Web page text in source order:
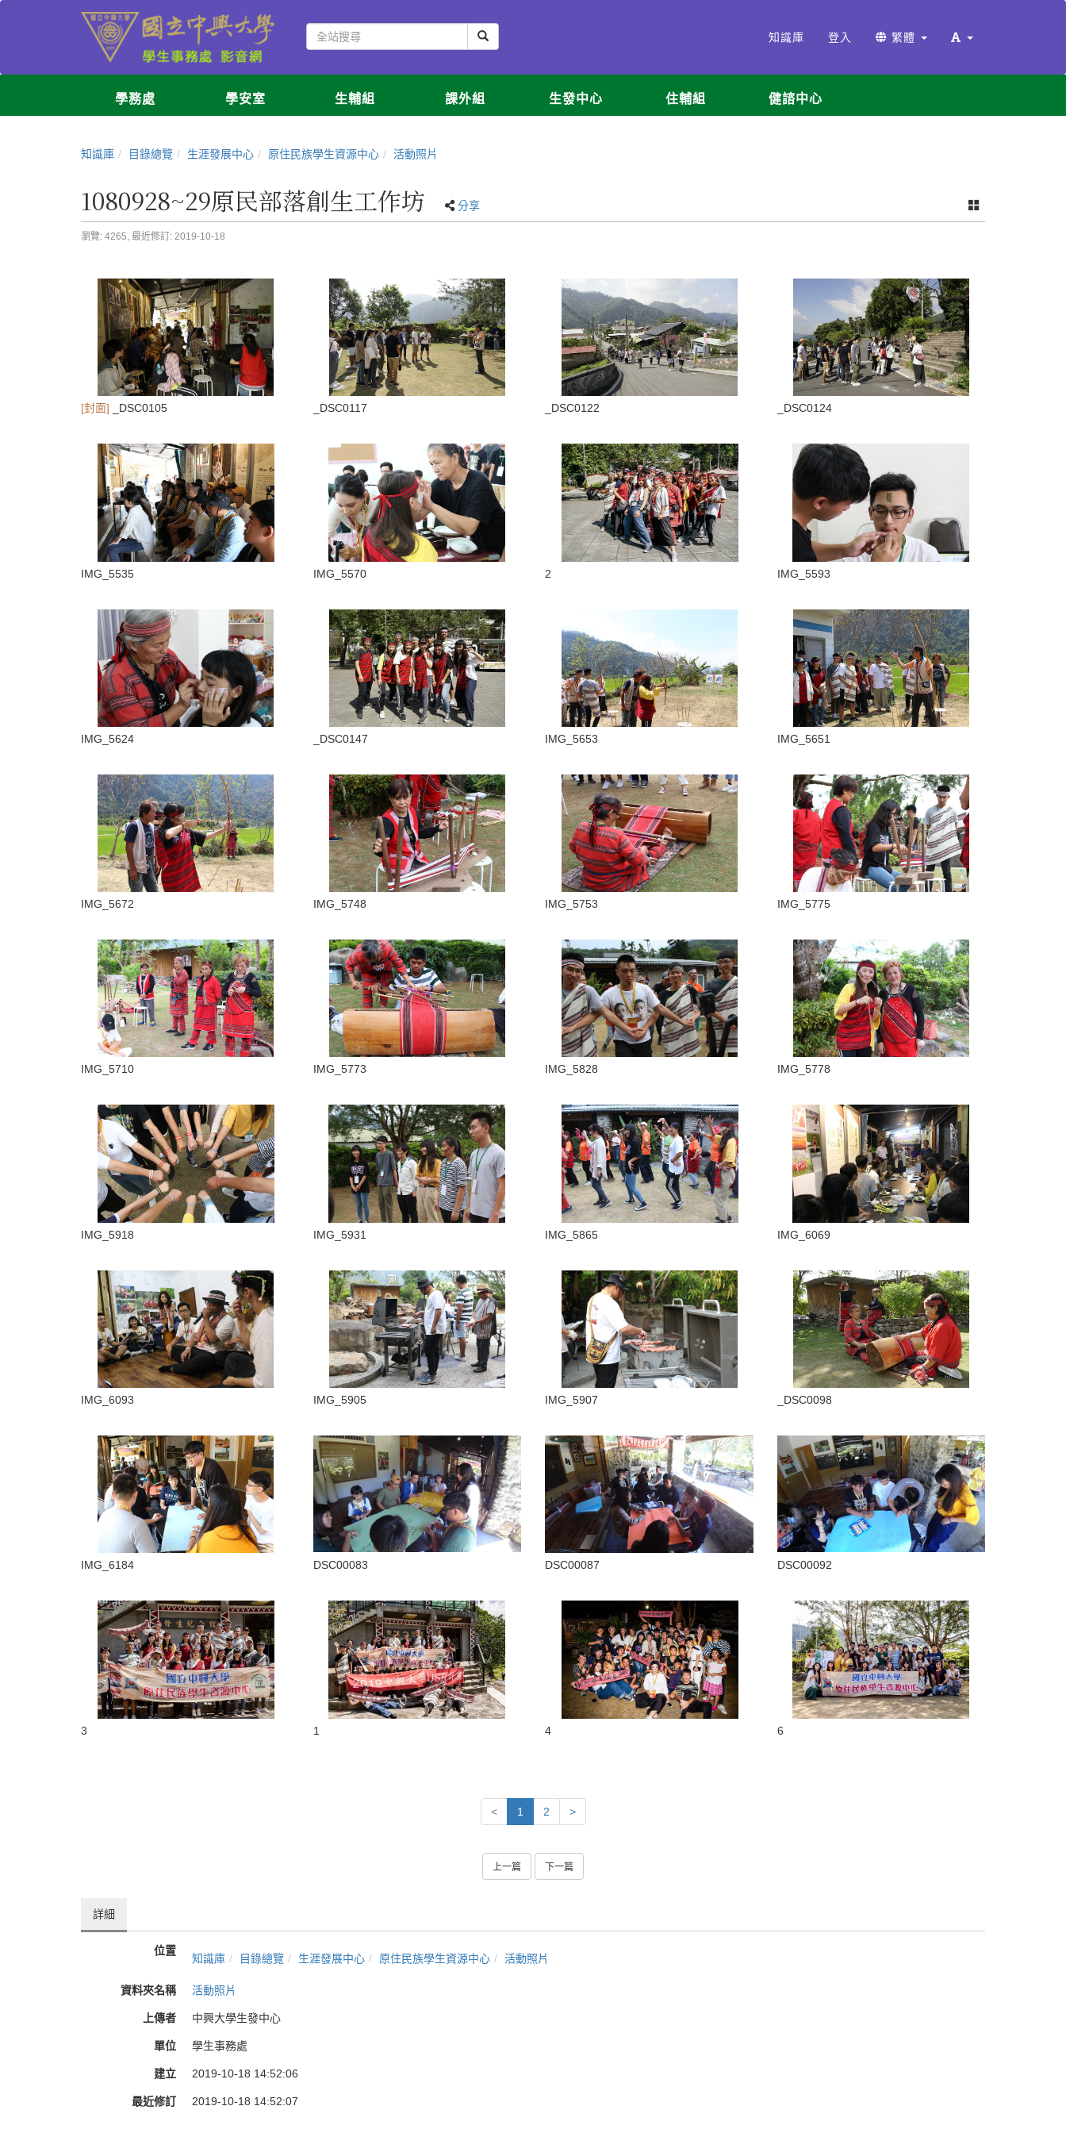
知識庫 登入 繁體
學務處 學安室 生輔組 課外組 生發中心 住輔組 健諮中心
知識庫 目錄總覽 生涯發展中心 原住民族學生資源中心 活動照片
1080928~29原民部落創生工作坊 分享
瀏覽: 4265, 最近修訂: 2019-10-18
[封面] _DSC0105 _DSC0117 _DSC0122 _DSC0124
IMG_5535 IMG_5570 2 IMG_5593
IMG_5624 _DSC0147 IMG_5653 IMG_5651
IMG_5672 IMG_5748 IMG_5753 IMG_5775
IMG_5710 IMG_5773 IMG_5828 IMG_5778
IMG_5918 IMG_5931 IMG_5865 IMG_6069
IMG_6093 IMG_5905 IMG_5907 _DSC0098
IMG_6184 DSC00083 DSC00087 DSC00092
3 1 4 6
< 1 2 >
上一篇 下一篇
詳細
位置
知識庫 目錄總覽 生涯發展中心 原住民族學生資源中心 活動照片
資料夾名稱 活動照片
上傳者 中興大學生發中心
單位 學生事務處
建立 2019-10-18 14:52:06
最近修訂 2019-10-18 14:52:07